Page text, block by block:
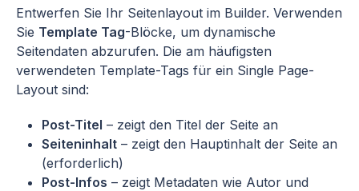
Entwerfen Sie Ihr Seitenlayout im Builder. Verwenden
Sie Template Tag-Blöcke, um dynamische
Seitendaten abzurufen. Die am häufigsten
verwendeten Template-Tags für ein Single Page-
Layout sind:
Post-Titel – zeigt den Titel der Seite an
Seiteninhalt – zeigt den Hauptinhalt der Seite an
(erforderlich)
Post-Infos – zeigt Metadaten wie Autor und